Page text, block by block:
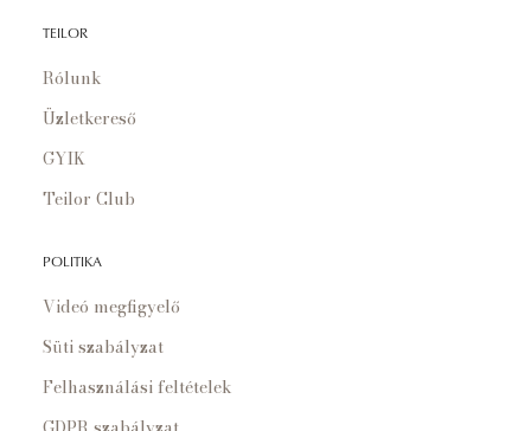
TEILOR
Rólunk
Üzletkereső
GYIK
Teilor Club
POLITIKA
Videó megfigyelő
Süti szabályzat
Felhasználási feltételek